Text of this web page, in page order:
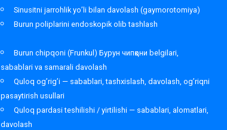
Sinusitni jarrohlik yo’li bilan davolash (gaymorotomiya)
Burun poliplarini endoskopik olib tashlash
Burun chipqoni (Frunkul) Бурун чипқони belgilari,
sabablari va samarali davolash
Quloq og’rig’i — sabablari, tashxislash, davolash, og’riqni
pasaytirish usullari
Quloq pardasi teshilishi / yirtilishi — sabablari, alomatlari,
davolash